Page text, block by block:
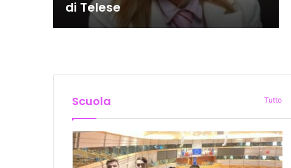
di Telese
Scuola Tutto